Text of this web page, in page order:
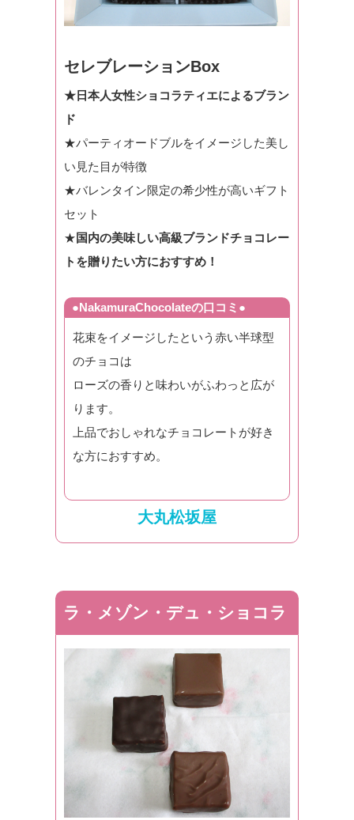
セレブレーションBox
★日本人女性ショコラティエによるブラン
ド
★パーティオードブルをイメージした美し
い見た目が特徴
★バレンタイン限定の希少性が高いギフト
セット
★国内の美味しい高級ブランドチョコレー
トを贈りたい方におすすめ！
●NakamuraChocolateの口コミ●
花束をイメージしたという赤い半球型
のチョコは
ローズの香りと味わいがふわっと広が
ります。
上品でおしゃれなチョコレートが好き
な方におすすめ。
大丸松坂屋
ラ・メゾン・デュ・ショコラ